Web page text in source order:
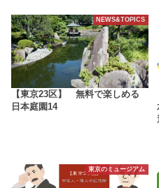
NEWS&TOPICS
【東京23区】 無料で楽しめる
日本庭園14
東京のミュージアム